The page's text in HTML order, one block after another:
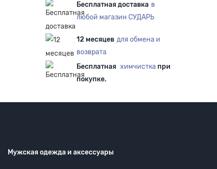
Бесплатная доставка в
любой магазин СУДАРЬ
12 месяцев для обмена и
возврата
Бесплатная химчистка при
покупке.
Мужская одежда и аксессуары